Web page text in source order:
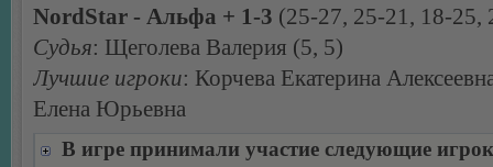
NordStar - Альфа + 1-3 (25-27, 25-21, 18-25,
Судья: Щеголева Валерия (5, 5)
Лучшие игроки: Корчева Екатерина
Елена Юрьевна
В игре принимали участие следующие